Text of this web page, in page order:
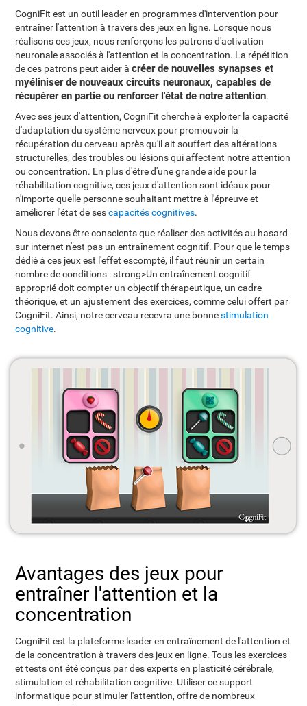
CogniFit est un outil leader en programmes d'intervention pour
entraîner l'attention à travers des jeux en ligne. Lorsque nous
réalisons ces jeux, nous renforçons les patrons d'activation
neuronale associés à l'attention et la concentration. La répétition
de ces patrons peut aider àcréer de nouvelles synapses et
myéliniser de nouveaux circuits neuronaux, capables de
récupérer en partie ou renforcer l'état de notre attention.
Avec ses jeux d'attention, CogniFit cherche à exploiter la capacité
d'adaptation du système nerveux pour promouvoir la
récupération du cerveau après qu'il ait souffert des altérations
structurelles, des troubles ou lésions qui affectent notre attention
ou concentration. En plus d'être d'une grande aide pour la
réhabilitation cognitive, ces jeux d'attention sont idéaux pour
n'importe quelle personne souhaitant mettre à l'épreuve et
améliorer l'état de sescapacités cognitives.
Nous devons être conscients que réaliser des activités au hasard
sur internet n'est pas un entraînement cognitif. Pour que le temps
dédié à ces jeux est l'effet escompté, il faut réunir un certain
nombre de conditions : strong>Un entraînement cognitif
approprié doit compter un objectif thérapeutique, un cadre
théorique, et un ajustement des exercices, comme celui offert par
CogniFit. Ainsi, notre cerveau recevra une bonnestimulation
cognitive.
Avantages des jeux pour
entraîner l'attention et la
concentration
CogniFit est la plateforme leader en entraînement de l'attention et
de la concentration à travers des jeux en ligne. Tous les exercices
et tests ont été conçus par des experts en plasticité cérébrale,
stimulation et réhabilitation cognitive. Utiliser ce support
informatique pour stimuler l'attention, offre de nombreux